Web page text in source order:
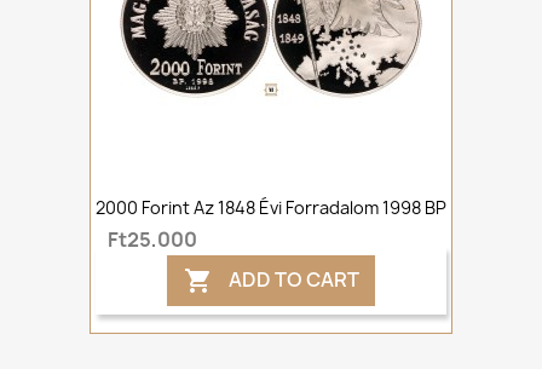
2000 Forint Az 1848 Évi Forradalom 1998 BP
Ft25,000
 ADD TO CART